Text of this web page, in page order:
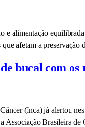
e alimentação
afetam a
bucal com
(Inca) já alertou
Associação Brasileira